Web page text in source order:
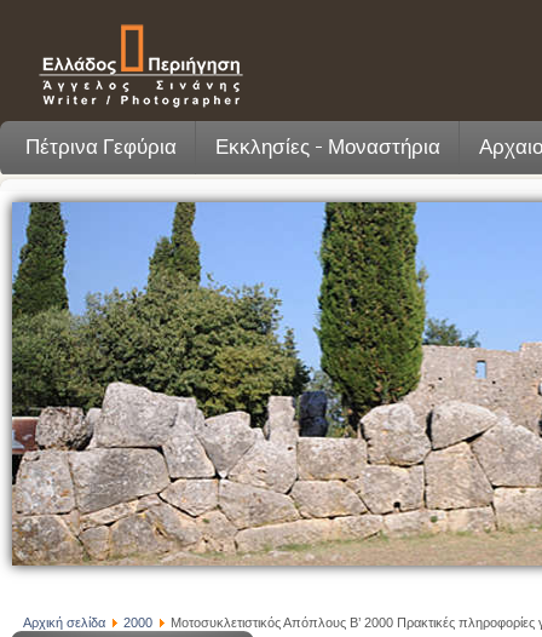
Πέτρινα Γεφύρια Εκκλησίες - Μοναστήρια
Αρχική σελίδα 2000 Μοτοσυκλετιστικός Απόπλους Β’ 2000 Πρακτικές